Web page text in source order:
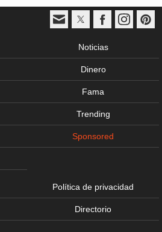
Noticias
Dinero
Fama
Trending
Sponsored
Política de privacidad
Directorio